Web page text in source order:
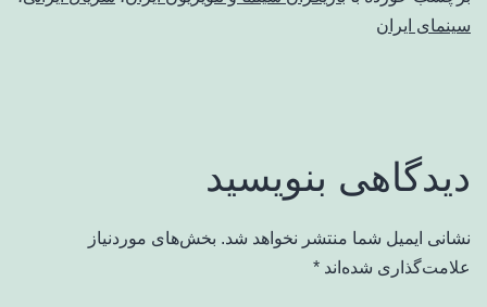
سینمای ایران
دیدگاهی بنویسید
نشانی ایمیل شما منتشر نخواهد شد. بخش‌های موردنیاز
علامت‌گذاری شده‌اند *